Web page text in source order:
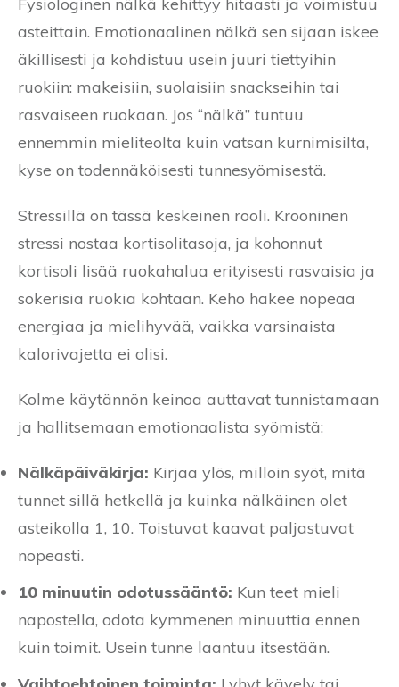
asteittain. Emotionaalinen nälkä sen sijaan iskee
äkillisesti ja kohdistuu usein juuri tiettyihin
ruokiin: makeisiin, suolaisiin snackseihin tai
rasvaiseen ruokaan. Jos “nälkä” tuntuu
ennemmin mieliteolta kuin vatsan kurnimisilta,
kyse on todennäköisesti tunnesyömisestä.
Stressillä on tässä keskeinen rooli. Krooninen
stressi nostaa kortisolitasoja, ja kohonnut
kortisoli lisää ruokahalua erityisesti rasvaisia ja
sokerisia ruokia kohtaan. Keho hakee nopeaa
energiaa ja mielihyvää, vaikka varsinaista
kalorivajetta ei olisi.
Kolme käytännön keinoa auttavat tunnistamaan
ja hallitsemaan emotionaalista syömistä:
Nälkäpäiväkirja: Kirjaa ylös, milloin syöt, mitä
tunnet sillä hetkellä ja kuinka nälkäinen olet
asteikolla 1, 10. Toistuvat kaavat paljastuvat
nopeasti.
10 minuutin odotussääntö: Kun teet mieli
napostella, odota kymmenen minuuttia ennen
kuin toimit. Usein tunne laantuu itsestään.